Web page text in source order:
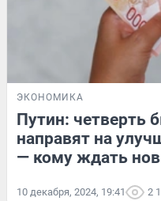
ЭКОНОМИКА
Путин: четверть
направят на
— кому ждать
10 декабря, 2024, 19:41 2